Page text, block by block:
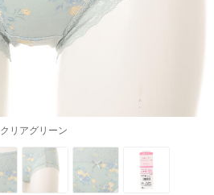
クリアグリーン